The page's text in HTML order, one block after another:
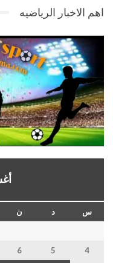
اهم الاخبار الرياضيه
س د ن
4
5
6